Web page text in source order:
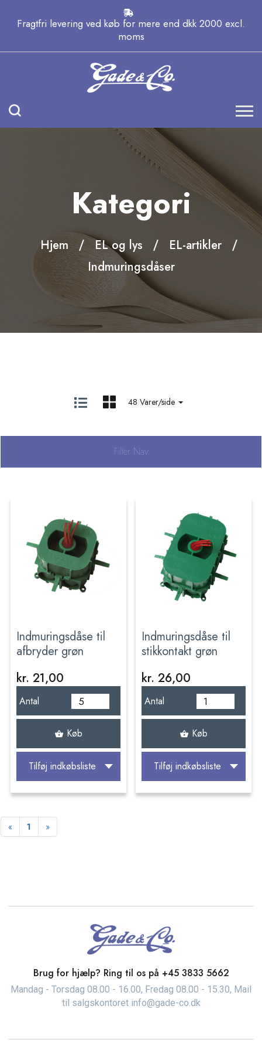
Fragtfri levering ved køb for mere end dkk 2000 excl.
moms
Kategori
Hjem EL og lys
EL-artikler
Indmuringsdåser
48 Varer/side
Filter Nav
Indmuringsdåse til
afbryder grøn
kr. 21,00
Antal
Køb
Tilføj indkøbsliste
Indmuringsdåse til
stikkontakt grøn
kr. 26,00
Antal
Køb
Tilføj indkøbsliste
« Forrige
1 »Næste
Brug for hjælp? Ring til os på +45 3833 5662
Mandag - Torsdag 08.00 - 16.00, Fredag 08.00 - 15.30, Mail
til salgskontoret info@gade-co.dk